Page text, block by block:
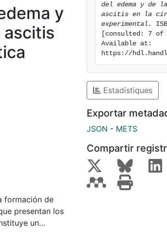
y
ascitis
formación de
presentan los
un
del edema y de
ascitis en la
experimental.
[consulted: 7 of
Available at:
https://
Estadístiques
Exportar
JSON - METS
Compartir